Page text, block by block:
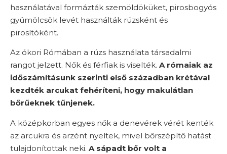
használatával formázták szemöldöküket, pirosbogyós
gyümölcsök levét használták rúzsként és
pirosítóként.
Az ókori Rómában a rúzs használata társadalmi
rangot jelzett. Nők és férfiak is viselték. A rómaiak az
időszámításunk szerinti első században krétával
kezdték arcukat fehéríteni, hogy makulátlan
bőrűeknek tűnjenek.
A középkorban egyes nők a denevérek vérét kenték
az arcukra és arzént nyeltek, mivel bőrszépítő hatást
tulajdonítottak neki. A sápadt bőr volt a